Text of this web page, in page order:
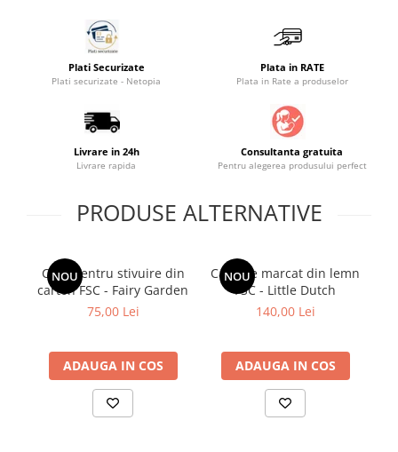
Saltele masa de infasat
Monitorizare video
Perne pentru bebe
Piscine cu bile
Pompe de san
Protectie saltea patut
Saltele 140x70 cm
Saltele 160x80 cm
Saltele120x60 cm
Tablite magetice si accesorii
Umidificatore
Plati Securizate
Plati securizate - Netopia
Plata in RATE
Plata in Rate a produselor
Livrare in 24h
Livrare rapida
Consultanta gratuita
Pentru alegerea produsului perfect
PRODUSE ALTERNATIVE
NOU
Cutii pentru stivuire din
carton FSC - Fairy Garden
75,00 Lei
ADAUGA IN COS
NOU
Casa de marcat din lemn
FSC - Little Dutch
140,00 Lei
ADAUGA IN COS